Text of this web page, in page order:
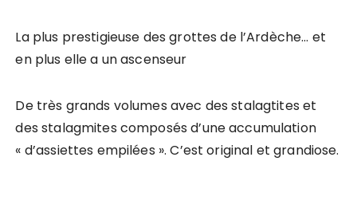
La plus prestigieuse des grottes de l’Ardèche… et
en plus elle a un ascenseur
De très grands volumes avec des stalagtites et
des stalagmites composés d’une accumulation
« d’assiettes empilées ». C’est original et grandiose.